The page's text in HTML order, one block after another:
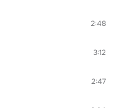
2:48
3:12
2:47